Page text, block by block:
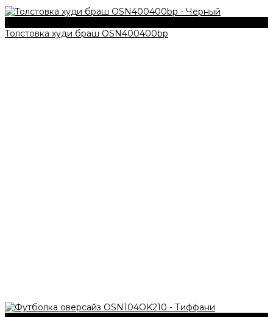
Толстовка худи браш OSN400400bp